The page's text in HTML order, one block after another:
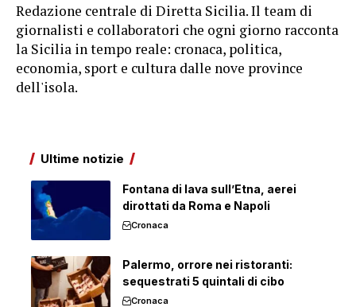
Redazione centrale di Diretta Sicilia. Il team di
giornalisti e collaboratori che ogni giorno racconta
la Sicilia in tempo reale: cronaca, politica,
economia, sport e cultura dalle nove province
dell'isola.
Ultime notizie
Fontana di lava sull’Etna, aerei
dirottati da Roma e Napoli
Cronaca
Palermo, orrore nei ristoranti:
sequestrati 5 quintali di cibo
Cronaca